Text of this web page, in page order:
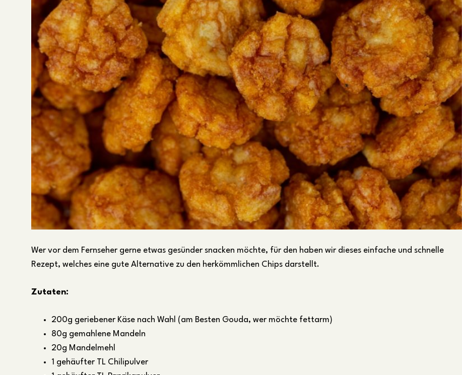
Wer vor dem Fernseher gerne etwas gesünder snacken möchte, für den haben wir dieses einfache und schnelle
Rezept, welches eine gute Alternative zu den herkömmlichen Chips darstellt.
Zutaten:
200g geriebener Käse nach Wahl (am Besten Gouda, wer möchte fettarm)
80g gemahlene Mandeln
20g Mandelmehl
1 gehäufter TL Chilipulver